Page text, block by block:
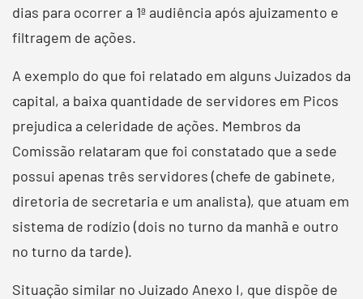
dias para ocorrer a 1ª audiência após ajuizamento e
filtragem de ações.
A exemplo do que foi relatado em alguns Juizados da
capital, a baixa quantidade de servidores em Picos
prejudica a celeridade de ações. Membros da
Comissão relataram que foi constatado que a sede
possui apenas três servidores (chefe de gabinete,
diretoria de secretaria e um analista), que atuam em
sistema de rodízio (dois no turno da manhã e outro
no turno da tarde).
Situação similar no Juizado Anexo I, que dispõe de